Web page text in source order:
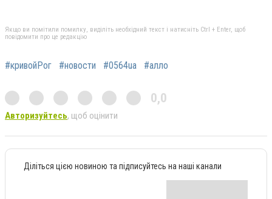
Якщо ви помітили помилку, виділіть необхідний текст і натисніть Ctrl + Enter, щоб
повідомити про це редакцію
#кривойРог #новости #0564ua #алло
0,0
Авторизуйтесь, щоб оцінити
Діліться цією новиною та підписуйтесь на наші канали